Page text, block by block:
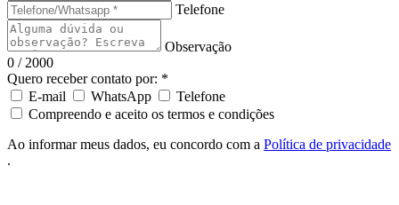
Telefone
Observação
0 / 2000
Quero receber contato por: *
E-mail
WhatsApp
Telefone
Compreendo e aceito os termos e condições
Ao informar meus dados, eu concordo com a Política de privacidade
.